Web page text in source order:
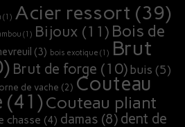
(1) Acier ressort (39)
(1) Bijoux (11) Bois de
(3) bois exotique (1) Brut
Brut de forge (10) buis (5)
de vache (2) Couteau
(41) Couteau pliant
chasse (4) damas (8) dent de